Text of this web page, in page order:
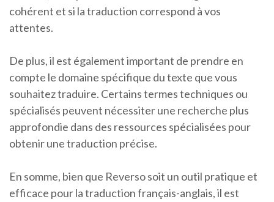
cohérent et si la traduction correspond à vos
attentes.
De plus, il est également important de prendre en
compte le domaine spécifique du texte que vous
souhaitez traduire. Certains termes techniques ou
spécialisés peuvent nécessiter une recherche plus
approfondie dans des ressources spécialisées pour
obtenir une traduction précise.
En somme, bien que Reverso soit un outil pratique et
efficace pour la traduction français-anglais, il est